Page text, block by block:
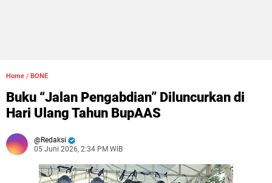
Home / BONE
Buku “Jalan Pengabdian” Diluncurkan di
Hari Ulang Tahun BupAAS
Redaksi
05 Juni 2026, 2:34 PM WIB